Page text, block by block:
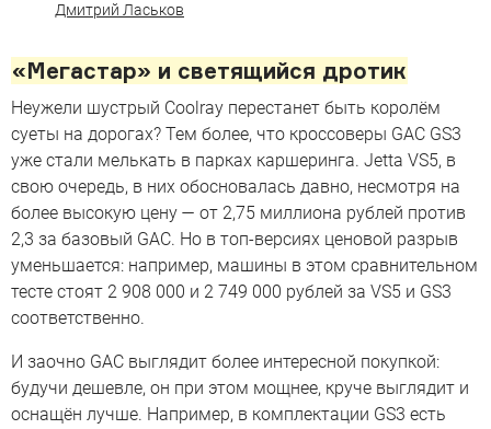
Дмитрий Ласьков
«Мегастар» и светящийся дротик
Неужели шустрый Coolray перестанет быть королём
суеты на дорогах? Тем более, что кроссоверы GAC GS3
уже стали мелькать в парках каршеринга. Jetta VS5, в
свою очередь, в них обосновалась давно, несмотря на
более высокую цену — от 2,75 миллиона рублей против
2,3 за базовый GAC. Но в топ-версиях ценовой разрыв
уменьшается: например, машины в этом сравнительном
тесте стоят 2 908 000 и 2 749 000 рублей за VS5 и GS3
соответственно.
И заочно GAC выглядит более интересной покупкой:
будучи дешевле, он при этом мощнее, круче выглядит и
оснащён лучше. Например, в комплектации GS3 есть